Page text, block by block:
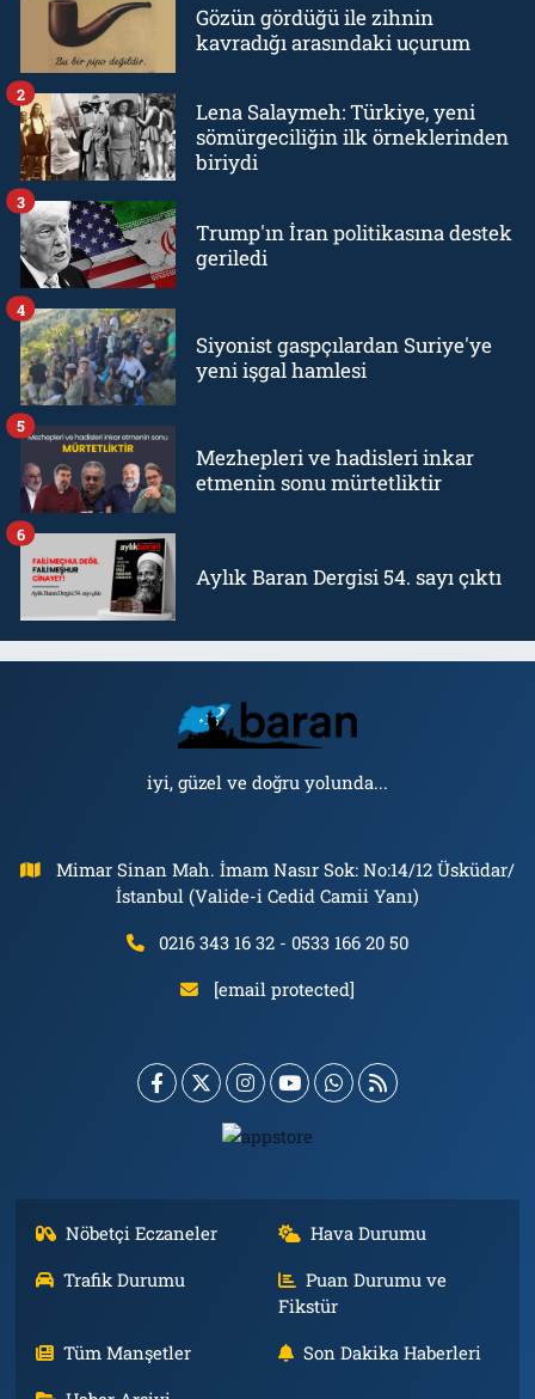
Gözün gördüğü ile zihnin
kavradığı arasındaki uçurum
Lena Salaymeh: Türkiye, yeni
sömürgeciliğin ilk örneklerinden
biriydi
2
Trump'ın İran politikasına destek
geriledi
3
Siyonist gaspçılardan Suriye'ye
yeni işgal hamlesi
4
Mezhepleri ve hadisleri inkar
etmenin sonu mürtetliktir
5
Aylık Baran Dergisi 54. sayı çıktı
6
iyi, güzel ve doğru yolunda...
Mimar Sinan Mah. İmam Nasır Sok: No:14/12 Üsküdar/
İstanbul (Valide-i Cedid Camii Yanı)
0216 343 16 32 - 0533 166 20 50
[email protected]
Nöbetçi Eczaneler
Hava Durumu
Trafik Durumu
Puan Durumu ve
Fikstür
Tüm Manşetler
Son Dakika Haberleri